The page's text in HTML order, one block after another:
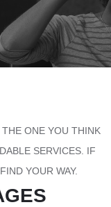
ONE YOU THINK
SERVICES. IF
YOUR WAY.